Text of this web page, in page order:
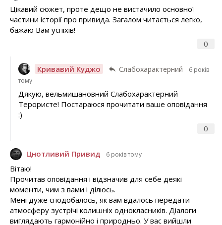
0
Цікавий сюжет, проте дещо не вистачило основної
частини історії про привида. Загалом читається легко,
бажаю Вам успіхів!
Кривавий Куджо Слабохарактерний
6 років
тому
0
Дякую, вельмишановний Слабохарактерний
Терористе! Постараюся прочитати ваше оповідання
:)
Цнотливий Привид 6 років тому
Вітаю!
Прочитав оповідання і відзначив для себе деякі
моменти, чим з вами і ділюсь.
Мені дуже сподобалось, як вам вдалось передати
атмосферу зустрічі колишніх однокласників. Діалоги
виглядають гармонійно і природньо. У вас вийшли